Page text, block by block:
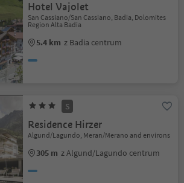
Hotel Vajolet
San Cassiano/San Cassiano, Badia, Dolomites
Region Alta Badia
5.4 km z Badia centrum
S
Residence Hirzer
Algund/Lagundo, Meran/Merano and environs
305 m z Algund/Lagundo centrum